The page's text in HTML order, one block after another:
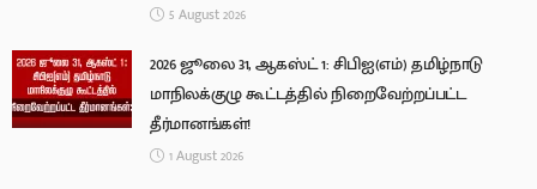
5 August 2026
2026 ஜூலை 31, ஆகஸ்ட் 1: சிபிஐ(எம்) தமிழ்நாடு
மாநிலக்குழு கூட்டத்தில் நிறைவேற்றப்பட்ட
தீர்மானங்கள்!
1 August 2026